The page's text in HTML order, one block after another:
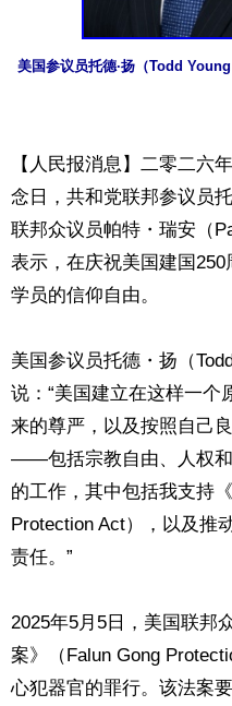
美国参议员托德·扬（Todd
【人民报消息】二零二六
念日，共和党联邦参议员
联邦众议员帕特・瑞安（
表示，在庆祝美国建国
学员的信仰自由。
美国参议员托德・扬（
说：“美国建立在这样一个
来的尊严，以及按照自己
——包括宗教自由、人权
的工作，其中包括我支持
Protection Act），以及推
责任。”
2025年5月5日，美国联邦
案》（Falun Gong
心犯器官的罪行。该法案